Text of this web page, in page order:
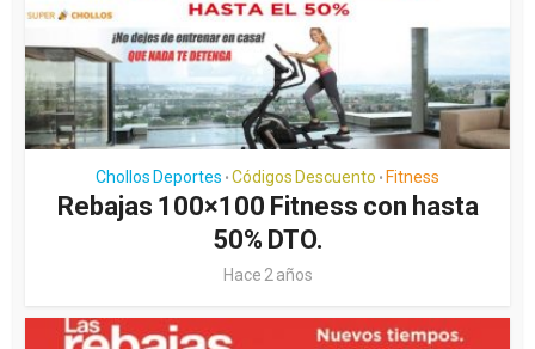
Chollos Deportes • Códigos Descuento • Fitness
Rebajas 100×100 Fitness con hasta
50% DTO.
Hace 2 años